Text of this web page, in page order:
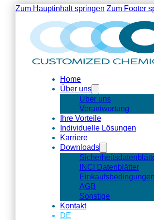
Zum Hauptinhalt springen Zum Footer
Home
Über uns
Über uns
Verantwortung
Ihre Vorteile
Individuelle Lösungen
Karriere
Downloads
INCI Datenblätter
Einkaufsbedingungen
AGB
Sonstige
Kontakt
DE